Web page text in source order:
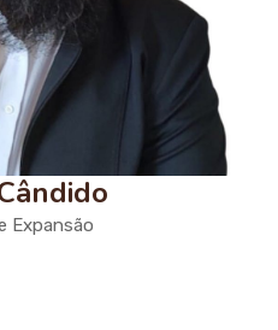
Expansão